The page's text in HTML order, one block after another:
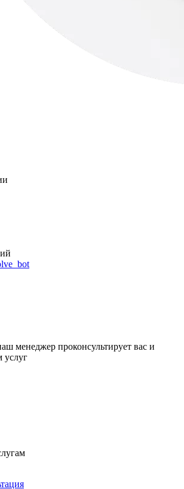
менеджер проконсультирует вас и
услуг